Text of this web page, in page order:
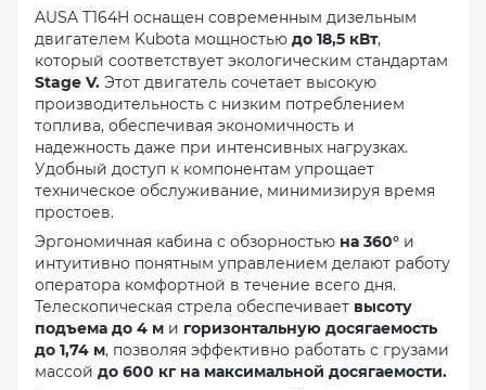
AUSA T164H оснащен современным дизельным
двигателем Kubota мощностью до 18,5 кВт,
который соответствует экологическим стандартам
Stage V. Этот двигатель сочетает высокую
производительность с низким потреблением
топлива, обеспечивая экономичность и
надежность даже при интенсивных нагрузках.
Удобный доступ к компонентам упрощает
техническое обслуживание, минимизируя время
простоев.
Эргономичная кабина с обзорностью на 360° и
интуитивно понятным управлением делают работу
оператора комфортной в течение всего дня.
Телескопическая стрела обеспечивает высоту
подъема до 4 м и горизонтальную досягаемость
до 1,74 м, позволяя эффективно работать с грузами
массой до 600 кг на максимальной досягаемости.